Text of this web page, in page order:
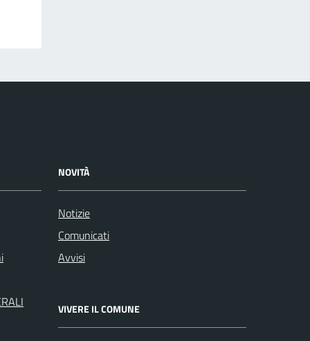
NOVITÀ
Notizie
Comunicati
Avvisi
VIVERE IL COMUNE